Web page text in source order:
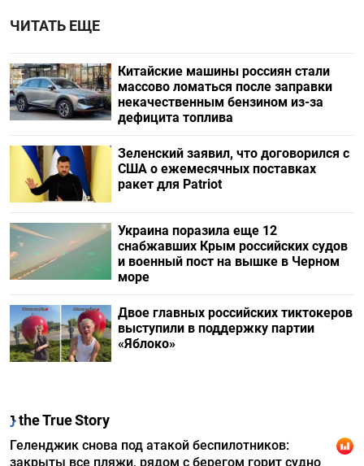
ЧИТАТЬ ЕЩЕ
Китайские машины россиян стали
массово ломаться после заправки
некачественным бензином из-за
дефицита топлива
Зеленский заявил, что договорился с
США о ежемесячных поставках
ракет для Patriot
Украина поразила еще 12
снабжавших Крым российских судов
и военный пост на вышке в Черном
море
Двое главных российских тиктокеров
выступили в поддержку партии
«Яблоко»